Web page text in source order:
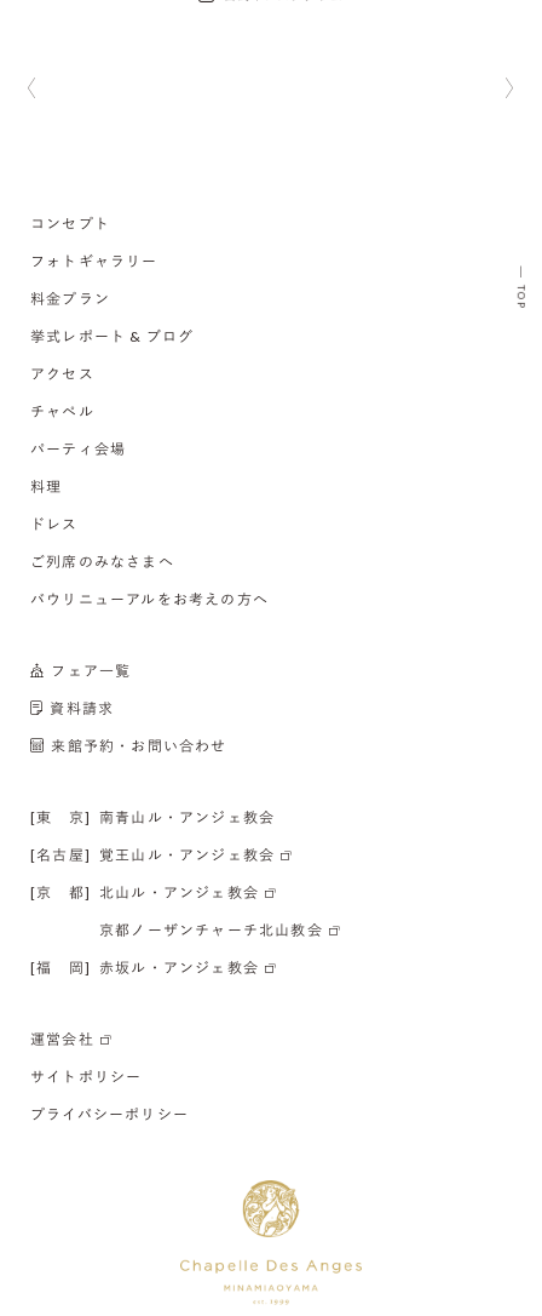
TOP
コンセプト
フォトギャラリー
料金プラン
挙式レポート & ブログ
アクセス
チャペル
パーティ会場
料理
ドレス
ご列席のみなさまへ
バウリニューアルをお考えの方へ
フェア一覧
資料請求
来館予約・お問い合わせ
[東 京] 南青山ル・アンジェ教会
[名古屋] 覚王山ル・アンジェ教会
[京 都] 北山ル・アンジェ教会
京都ノーザンチャーチ北山教会
[福 岡] 赤坂ル・アンジェ教会
運営会社
サイトポリシー
プライバシーポリシー